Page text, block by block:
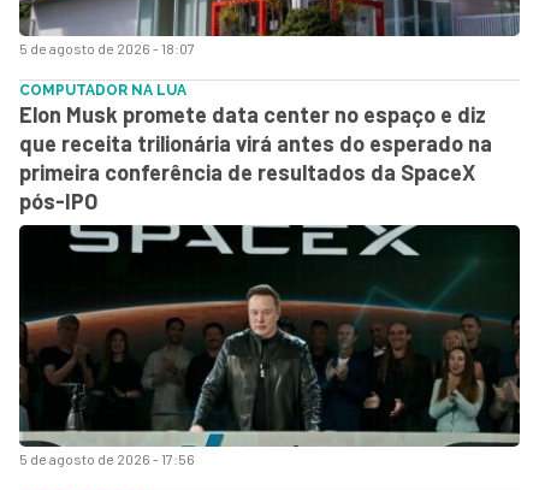
5 de agosto de 2026 - 18:07
5 de agosto de 2026 - 17:56
COMPUTADOR NA LUA
Elon Musk promete data center no espaço e diz
que receita trilionária virá antes do esperado na
primeira conferência de resultados da SpaceX
pós-IPO